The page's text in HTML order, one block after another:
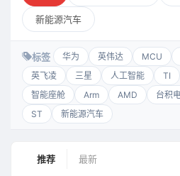
新能源汽车
标签 华为 英伟达 MCU
英飞凌
三星 人工智能 TI
智能座舱
Arm AMD 台积
ST
新能源汽车
推荐 最新